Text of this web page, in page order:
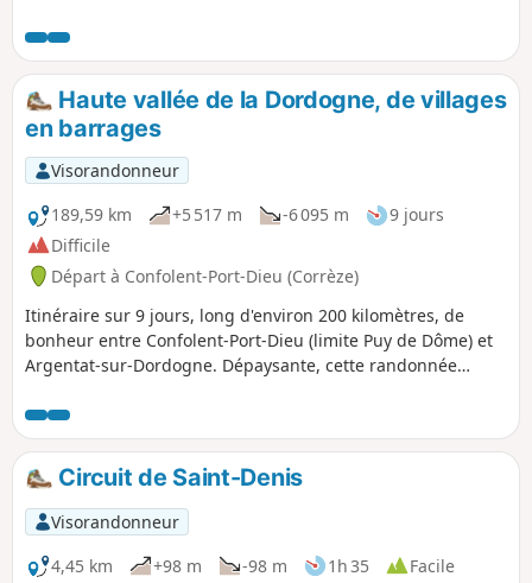
Haute vallée de la Dordogne, de villages
en barrages
Visorandonneur
189,59 km
+5 517 m -6 095 m
9 jours
Difficile
Départ à Confolent-Port-Dieu (Corrèze)
Itinéraire sur 9 jours, long d'environ 200 kilomètres, de
bonheur entre Confolent-Port-Dieu (limite Puy de Dôme) et
Argentat-sur-Dordogne. Dépaysante, cette randonnée
cœur d’une nature sauvage et préservée où se succèdent
des points de vue à couper le souffle.
Circuit de Saint-Denis
Visorandonneur
4,45 km
+98 m -98 m 1h 35
Facile